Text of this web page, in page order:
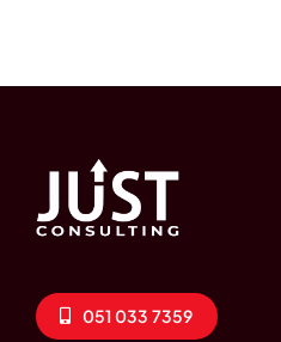
051 033 7359